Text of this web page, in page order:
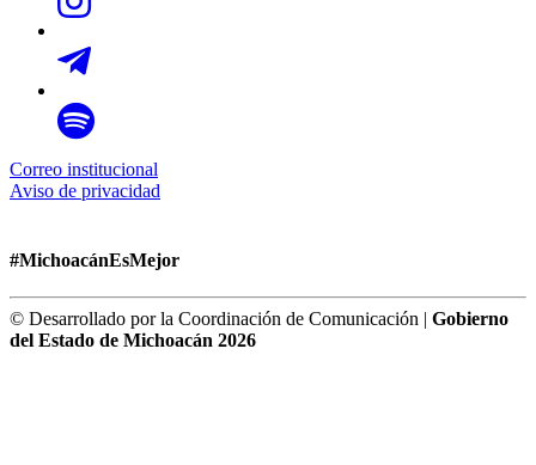
Correo institucional
Aviso de privacidad
#MichoacánEsMejor
© Desarrollado por la Coordinación de Comunicación | Gobierno
del Estado de Michoacán 2026